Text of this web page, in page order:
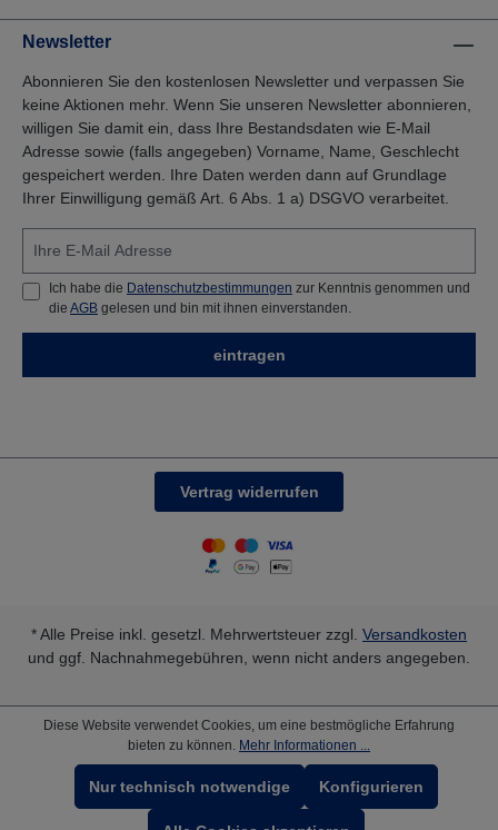
Newsletter
Abonnieren Sie den kostenlosen Newsletter und verpassen Sie
keine Aktionen mehr. Wenn Sie unseren Newsletter abonnieren,
willigen Sie damit ein, dass Ihre Bestandsdaten wie E-Mail
Adresse sowie (falls angegeben) Vorname, Name, Geschlecht
gespeichert werden. Ihre Daten werden dann auf Grundlage
Ihrer Einwilligung gemäß Art. 6 Abs. 1 a) DSGVO verarbeitet.
Ich habe die Datenschutzbestimmungen zur Kenntnis genommen und
die AGB gelesen und bin mit ihnen einverstanden.
eintragen
Vertrag widerrufen
* Alle Preise inkl. gesetzl. Mehrwertsteuer zzgl. Versandkosten
und ggf. Nachnahmegebühren, wenn nicht anders angegeben.
Diese Website verwendet Cookies, um eine bestmögliche Erfahrung
bieten zu können. Mehr Informationen ...
Nur technisch notwendige Konfigurieren